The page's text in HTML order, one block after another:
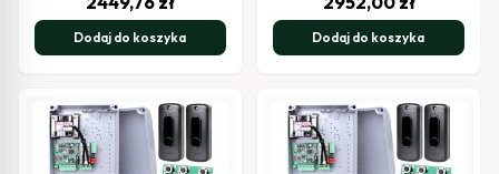
Dodaj do koszyka Dodaj do koszyka